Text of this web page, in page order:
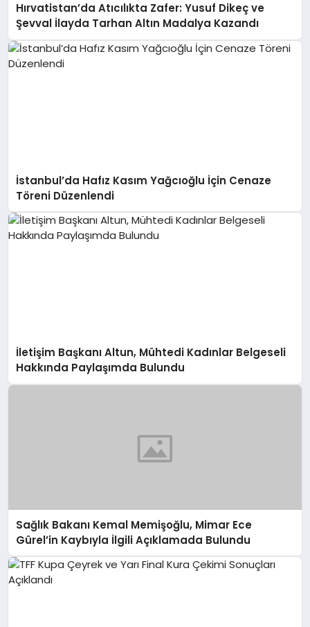
Hırvatistan’da Atıcılıkta Zafer: Yusuf Dikeç ve
Şevval İlayda Tarhan Altın Madalya Kazandı
İstanbul’da Hafız Kasım Yağcıoğlu İçin Cenaze
Töreni Düzenlendi
İletişim Başkanı Altun, Mühtedi Kadınlar Belgeseli
Hakkında Paylaşımda Bulundu
Sağlık Bakanı Kemal Memişoğlu, Mimar Ece
Gürel’in Kaybıyla İlgili Açıklamada Bulundu